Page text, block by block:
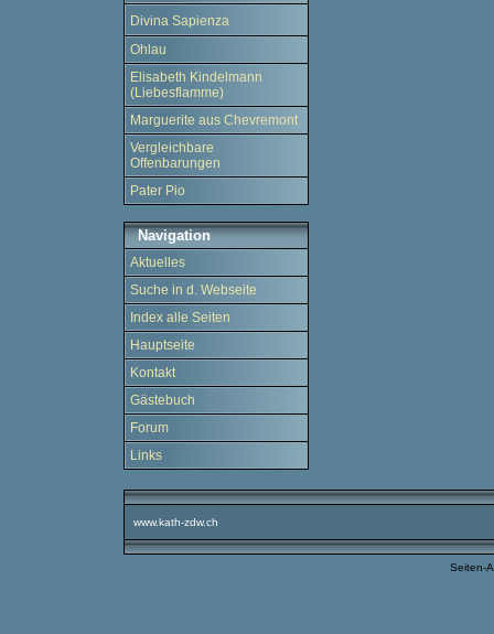
Divina Sapienza
Ohlau
Elisabeth Kindelmann
(Liebesflamme)
Marguerite aus Chevremont
Vergleichbare
Offenbarungen
Pater Pio
Navigation
Aktuelles
Suche in d. Webseite
Index alle Seiten
Hauptseite
Kontakt
Gästebuch
Forum
Links
www.kath-zdw.ch
Seiten-